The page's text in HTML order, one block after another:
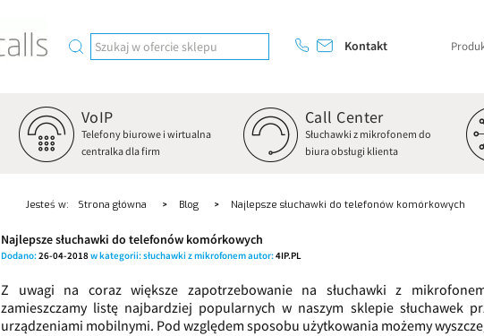
Kontakt
VoIP
Telefony biurowe i wirtualna
centralka dla firm
Call Center
Słuchawki z mikrofonem do
biura obsługi klienta
Jesteś w: Strona główna Blog Najlepsze słuchawki do telefonów komórkowych
Najlepsze słuchawki do telefonów komórkowych
Dodano:26-04-2018w kategorii:słuchawki z mikrofonemautor:4IP.PL
Z uwagi na coraz większe zapotrzebowanie na słuchawki z
zamieszczamy listę najbardziej popularnych w naszym sklepie słuchawek
urządzeniami mobilnymi. Pod względem sposobu użytkowania możemy